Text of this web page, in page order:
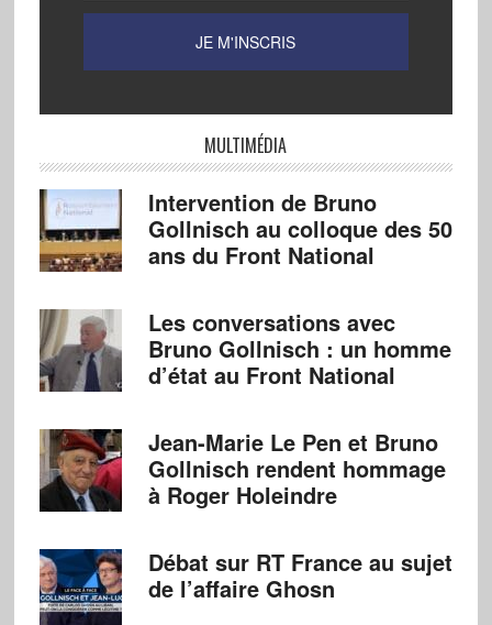
MULTIMÉDIA
Intervention de Bruno
Gollnisch au colloque des 50
ans du Front National
Les conversations avec
Bruno Gollnisch : un homme
d’état au Front National
Jean-Marie Le Pen et Bruno
Gollnisch rendent hommage
à Roger Holeindre
Débat sur RT France au sujet
de l’affaire Ghosn